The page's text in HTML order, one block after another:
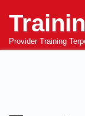
content
Provider Training